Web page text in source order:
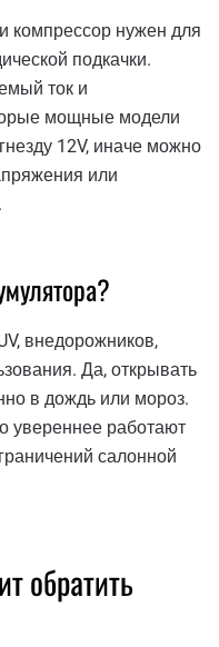
компрессор нужен для
подкачки.
ток и
мощные модели
12V, иначе можно
или
внедорожников,
Да, открывать
в дождь или мороз.
увереннее работают
салонной
обратить